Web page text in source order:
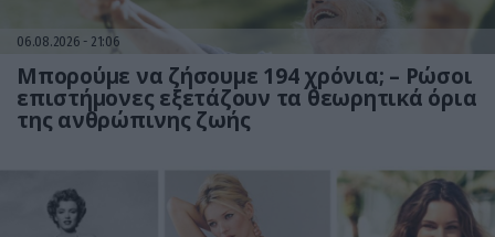
06.08.2026 21:06
Μπορούμε να ζήσουμε 194 χρόνια; – Ρώσοι
επιστήμονες εξετάζουν τα θεωρητικά όρια
της ανθρώπινης ζωής